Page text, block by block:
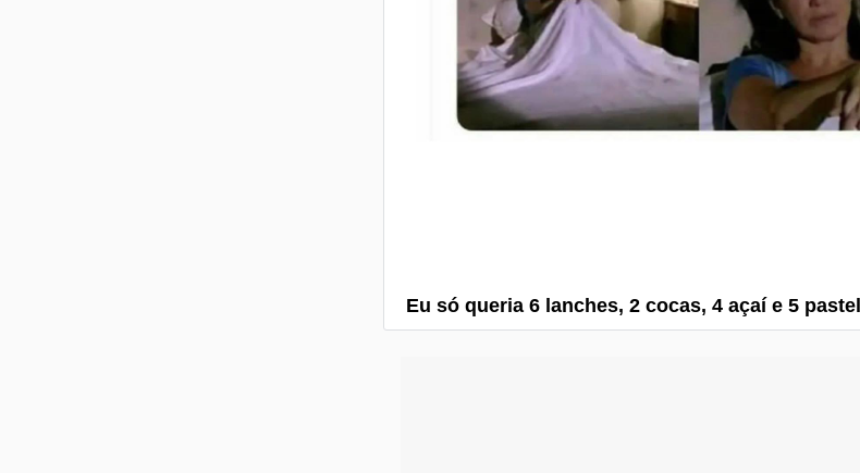
Eu só queria 6 lanches, 2 cocas, 4 açaí e 5